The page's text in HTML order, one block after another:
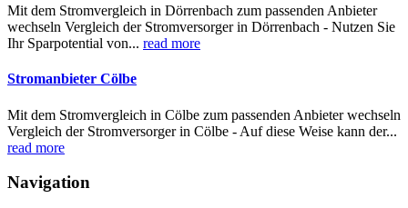
Mit dem Stromvergleich in Dörrenbach zum passenden Anbieter
wechseln Vergleich der Stromversorger in Dörrenbach - Nutzen Sie
Ihr Sparpotential von... read more
Stromanbieter Cölbe
Mit dem Stromvergleich in Cölbe zum passenden Anbieter wechseln
Vergleich der Stromversorger in Cölbe - Auf diese Weise kann der...
read more
Navigation